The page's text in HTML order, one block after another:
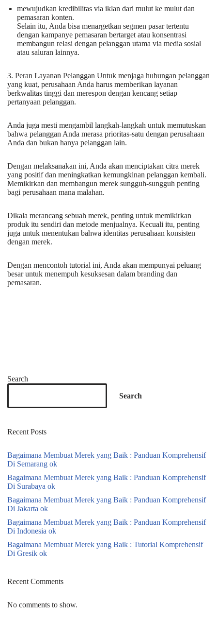
mewujudkan kredibilitas via iklan dari mulut ke mulut dan
pemasaran konten.
Selain itu, Anda bisa menargetkan segmen pasar tertentu
dengan kampanye pemasaran bertarget atau konsentrasi
membangun relasi dengan pelanggan utama via media sosial
atau saluran lainnya.
3. Peran Layanan Pelanggan Untuk menjaga hubungan pelanggan
yang kuat, perusahaan Anda harus memberikan layanan
berkwalitas tinggi dan merespon dengan kencang setiap
pertanyaan pelanggan.
Anda juga mesti mengambil langkah-langkah untuk memutuskan
bahwa pelanggan Anda merasa prioritas-satu dengan perusahaan
Anda dan bukan hanya pelanggan lain.
Dengan melaksanakan ini, Anda akan menciptakan citra merek
yang positif dan meningkatkan kemungkinan pelanggan kembali.
Memikirkan dan membangun merek sungguh-sungguh penting
bagi perusahaan mana malahan.
Dikala merancang sebuah merek, penting untuk memikirkan
produk itu sendiri dan metode menjualnya. Kecuali itu, penting
juga untuk menentukan bahwa identitas perusahaan konsisten
dengan merek.
Dengan mencontoh tutorial ini, Anda akan mempunyai peluang
besar untuk menempuh kesuksesan dalam branding dan
pemasaran.
Search
Search
Recent Posts
Bagaimana Membuat Merek yang Baik : Panduan Komprehensif
Di Semarang ok
Bagaimana Membuat Merek yang Baik : Panduan Komprehensif
Di Surabaya ok
Bagaimana Membuat Merek yang Baik : Panduan Komprehensif
Di Jakarta ok
Bagaimana Membuat Merek yang Baik : Panduan Komprehensif
Di Indonesia ok
Bagaimana Membuat Merek yang Baik : Tutorial Komprehensif
Di Gresik ok
Recent Comments
No comments to show.